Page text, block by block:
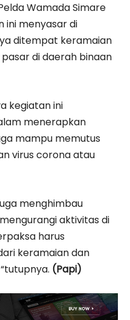
Wamada Simare
ini menyasar di
ditempat keramaian
di daerah binaan
kegiatan ini
menerapkan
mampu memutus
virus corona atau
menghimbau
aktivitas di
harus
keramaian dan
(Papi)